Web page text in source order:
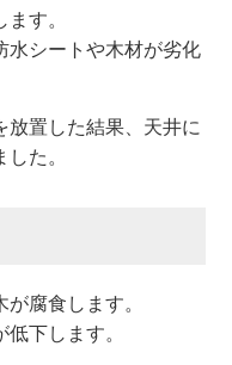
す。
水シートや木材が劣化
放置した結果、天井に
た。
腐食します。
下します。